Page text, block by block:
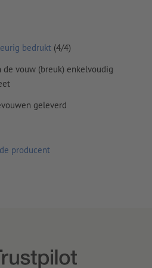
v3 FOGRA52) voor
door ons niet gecontroleerd
door ons niet gecontroleerd
worden mee afgedrukt
bedrukt (4/4)
vouw (breuk) enkelvoudig
geleverd
producent